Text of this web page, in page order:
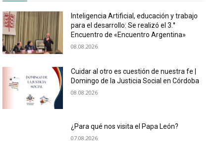
Inteligencia Artificial, educación y trabajo
para el desarrollo: Se realizó el 3.°
Encuentro de «Encuentro Argentina»
08.08.2026
Cuidar al otro es cuestión de nuestra fe |
Domingo de la Justicia Social en Córdoba
08.08.2026
¿Para qué nos visita el Papa León?
07.08.2026